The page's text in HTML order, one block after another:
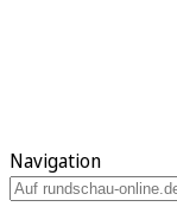
Navigation